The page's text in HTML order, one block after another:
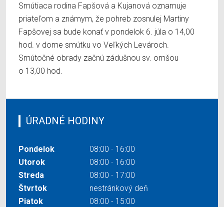
Smútiaca rodina Fapšová a Kujanová oznamuje
priateľom a známym, že pohreb zosnulej Martiny
Fapšovej sa bude konať v pondelok 6. júla o 14,00
hod. v dome smútku vo Veľkých Levároch.
Smútočné obrady začnú zádušnou sv. omšou
o 13,00 hod.
ÚRADNÉ HODINY
Pondelok
08:00 - 16:00
Utorok
08:00 - 16:00
Streda
08:00 - 17:00
Štvrtok
nestránkový deň
Piatok
08:00 - 15:00